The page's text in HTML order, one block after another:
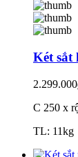
Két sắt
C 250 x
TL: 11kg